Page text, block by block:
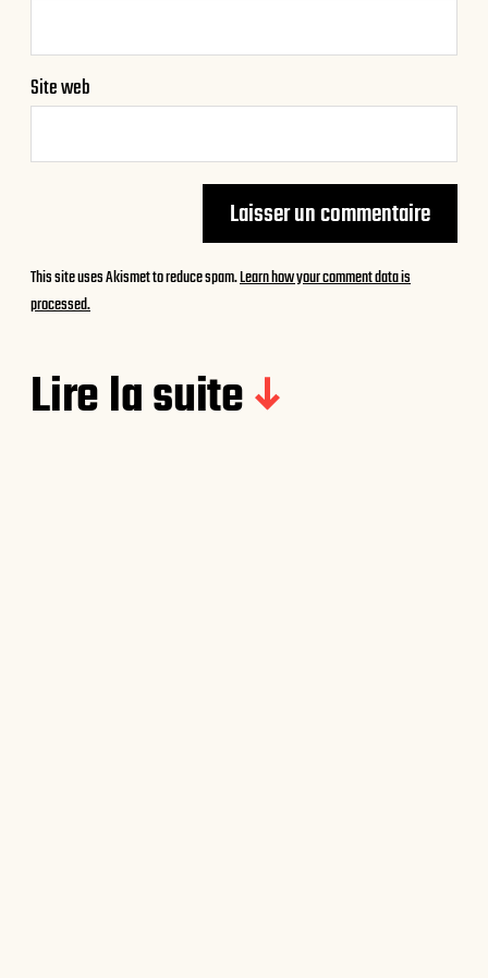
Site web
This site uses Akismet to reduce spam.Learn how your comment data is
processed.
Lire la suite